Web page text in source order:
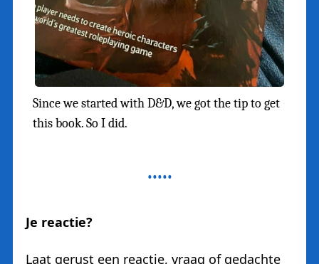
Since we started with D&D, we got the tip to get
this book. So I did.
Je reactie?
Laat gerust een reactie, vraag of gedachte